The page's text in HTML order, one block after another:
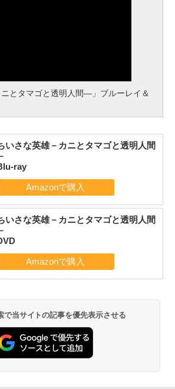
とタマゴと透明人間―」ブルーレイ＆
いさな英雄－カニとタマゴと透明人間
ray
いさな英雄－カニとタマゴと透明人間
で当サイトの記事を優先表示させる